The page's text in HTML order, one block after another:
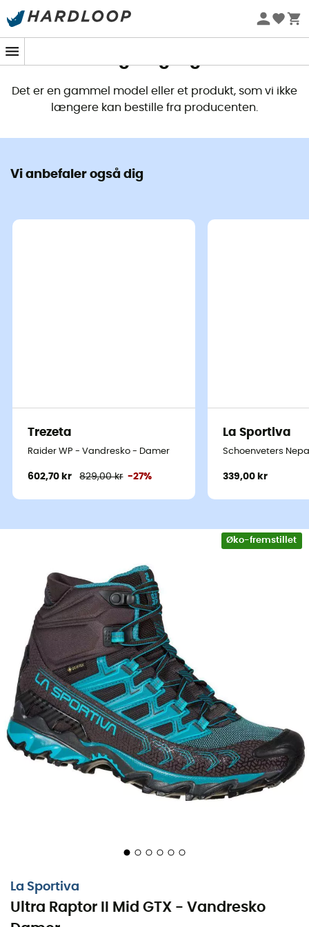
Dette produkt er ikke længere
Det er en gammel model eller et produkt, som vi ikke
længere kan bestille fra producenten.
Vi anbefaler også dig
Trezeta
Raider WP - Vandresko - Damer
602,70 kr 829,00 kr -27%
La Sportiva
Schoenveters
339,00 kr
Øko-fremstillet
La Sportiva
Ultra Raptor II Mid GTX - Vandresko
Designet til fast hiking og hurtige vandreture uden tung
kvinderfra den anerkendte Raptor-serie, designet af
Sportiva. Her i deresvandafvisende Gore-tex®version
krævende vandrere, der leder efter et par vandtætte,
.De alsidige
Ultra Raptor II Mid GTX
potentiale både på klipper og græs samt på mos og
mudder. De tilbyder etekstraordinært greb
meget våde overflader. Placeringen af knopperne
(teknologiImpact Break System
trækket op ad bakke og forbedrer grebet ned ad bakke.
Overdelen påUltra Raptor II Mid GTX
meget slidstærkt meshforstærket med
mikrofiberindsatser for øget holdbarhed og beskyttelse.
Fugt transporteres meget let væk. Entåbeskytter
beskytter tæerne mod klipper og andre stiforhindringer.
Kort sagt, de er perfekte til vandrere, der elsker at
udforske tekniske stier uanset vejrforhold.
Overdel: Slidstærkt mesh med
Foring: Gore-Tex® Extended Comfort
Indersål: Ortholite Mountain Running